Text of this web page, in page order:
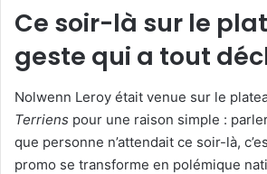
Ce soir-là sur le
geste qui a tout
Nolwenn Leroy était venue sur le
Terriens pour une raison simple :
que personne n’attendait ce soir-là,
promo se transforme en polémique